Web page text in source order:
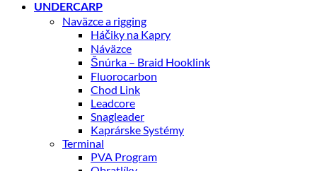
UNDERCARP
Naväzce a rigging
Háčiky na Kapry
Náväzce
Šnúrka – Braid Hooklink
Fluorocarbon
Chod Link
Leadcore
Snagleader
Kaprárske Systémy
Terminal
PVA Program